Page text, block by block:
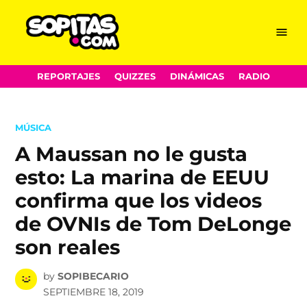
Skip
to
Menu
REPORTAJES QUIZZES DINÁMICAS RADIO
POSTED
MÚSICA
A Maussan no le gusta
esto: La marina de EEUU
confirma que los videos
de OVNIs de Tom DeLonge
son reales
by SOPIBECARIO
SEPTIEMBRE 18, 2019